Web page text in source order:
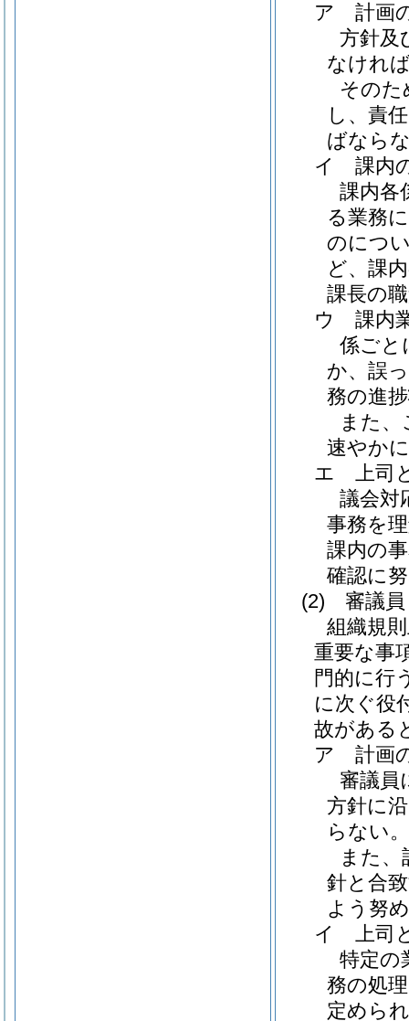
ア
計画
方針及
なけれ
そのた
し、責
ばなら
イ
課内
課内各
る業務
のにつ
ど、課
課長の
ウ
課内
係ごと
か、誤
務の進
また
速やか
エ
上司
議会対
事務を
課内の
確認に
(2)
審議員
組織規
重要な事
門的に行
に次ぐ役
故がある
ア
計画
審議員
方針に
らない。
また
針と合
よう努
イ
上司
特定の
務の処
定めら